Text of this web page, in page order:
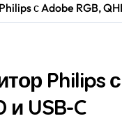
с Adobe RGB,
Philips
и USB-C